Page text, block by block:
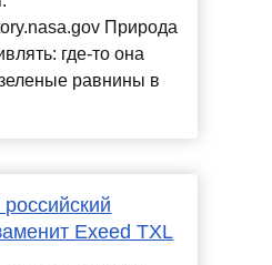
Природа
где-то она
равнины в
Exeed TXL